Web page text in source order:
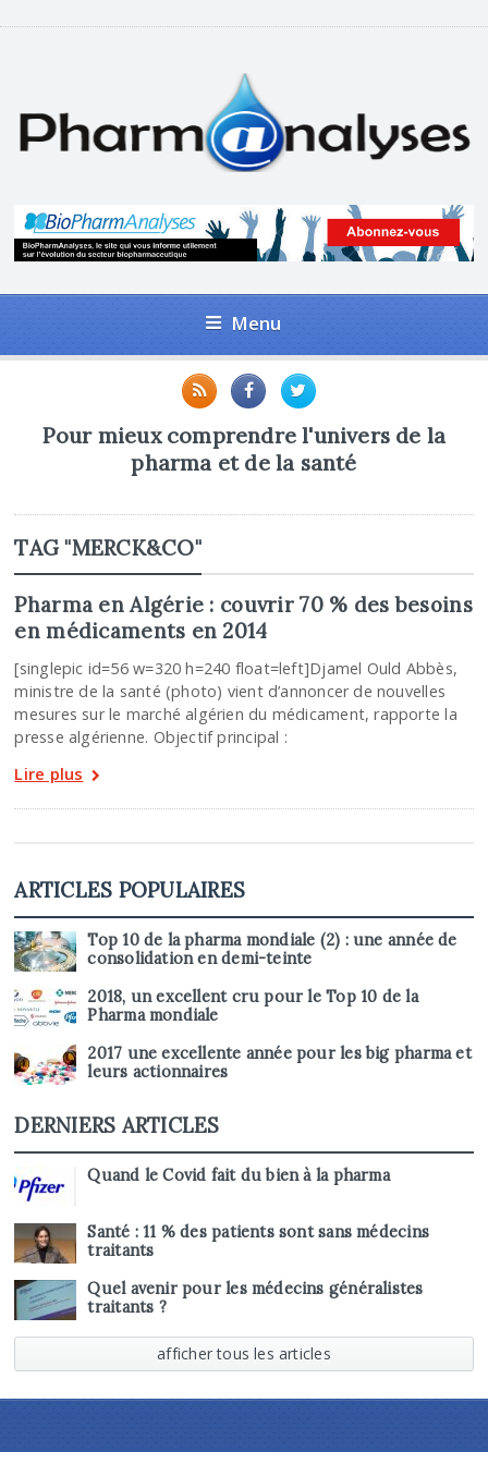
Menu
Pour mieux comprendre l'univers de la
pharma et de la santé
TAG "MERCK&CO"
Pharma en Algérie : couvrir 70 % des besoins
en médicaments en 2014
[singlepic id=56 w=320 h=240 float=left]Djamel Ould Abbès,
ministre de la santé (photo) vient d’annoncer de nouvelles
mesures sur le marché algérien du médicament, rapporte la
presse algérienne. Objectif principal :
Lire plus
ARTICLES POPULAIRES
Top 10 de la pharma mondiale (2) : une année de
consolidation en demi-teinte
2018, un excellent cru pour le Top 10 de la
Pharma mondiale
2017 une excellente année pour les big pharma et
leurs actionnaires
DERNIERS ARTICLES
Quand le Covid fait du bien à la pharma
Santé : 11 % des patients sont sans médecins
traitants
Quel avenir pour les médecins généralistes
traitants ?
afficher tous les articles